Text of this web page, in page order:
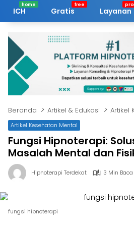
Langsung
ICH Gratis Layanan
Beranda Artikel & Edukasi Artikel
Artikel Kesehatan Mental
Fungsi Hipnoterapi:
Masalah Mental dan
Hipnoterapi Terdekat 3 Min Baca
fungsi hipnoterapi